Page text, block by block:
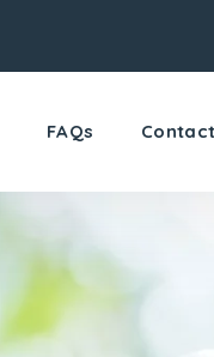
FAQs Contact